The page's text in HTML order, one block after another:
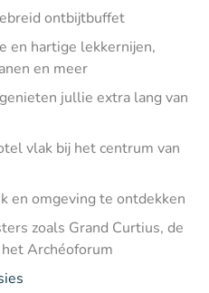
ontbijtbuffet
en hartige lekkernijen,
en meer
jullie extra lang van
vlak bij het centrum van
en omgeving te ontdekken
zoals Grand Curtius, de
Archéoforum